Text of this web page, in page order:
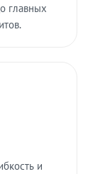
главных
и